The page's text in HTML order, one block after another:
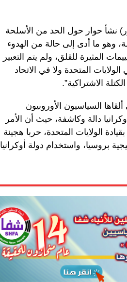
نشأ حوار حول الحد من الأسلحة
وهو ما أدى إلى حالة من الهدوء
المثيرة للقلق، ولم يتم التعبير
المتحدة ولا في الاتحاد
الاشتراكية”.
السياسيون الأوروبيون
دالة وكاشفة، حيث أن الأمر
الولايات المتحدة، حربا هجينة
بروسيا، واستخدام دولة أوكرانيا